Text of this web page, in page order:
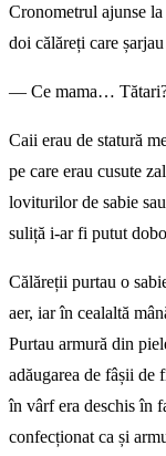
Cronometrul ajunse
doi călăreți care
— Ce mama…
Caii erau de statură
pe care erau cusute
loviturilor de sabie
suliță i-ar fi putut
Călăreții purtau o
aer, iar în cealaltă
Purtau armură din
adăugarea de fâșii de
în vârf era deschis în
confecționat ca și